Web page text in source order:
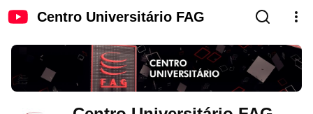
Centro Universitário FAG